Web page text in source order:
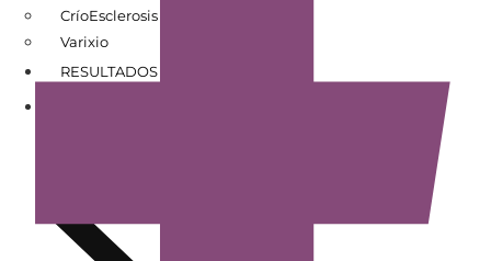
CríoEsclerosis
Varixio
RESULTADOS DE PACIENTES